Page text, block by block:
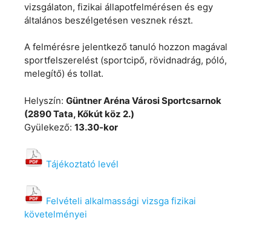
vizsgálaton, fizikai állapotfelmérésen és egy
általános beszélgetésen vesznek részt.
A felmérésre jelentkező tanuló hozzon magával
sportfelszerelést (sportcipő, rövidnadrág, póló,
melegítő) és tollat.
Helyszín: Güntner Aréna Városi Sportcsarnok
(2890 Tata, Kőkút köz 2.)
Gyülekező: 13.30-kor
Tájékoztató levél
Felvételi alkalmassági vizsga fizikai
követelményei